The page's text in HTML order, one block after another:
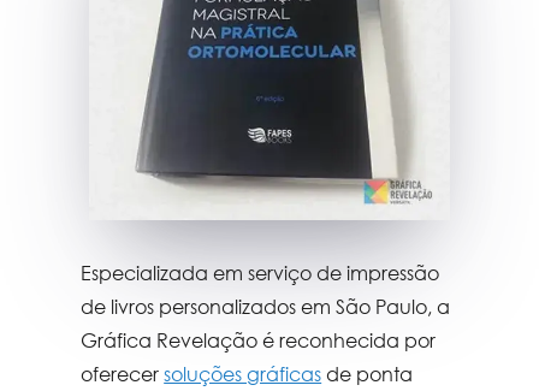
Especializada em serviço deimpressão
de livros personalizados em São Paulo, a
Gráfica Revelação é reconhecida por
oferecersoluções gráficas de ponta